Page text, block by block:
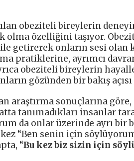
obeziteli bireylerin
olma özelliğini taşıyor.
getirerek onların sesi olan
pratiklerine, ayrımcı
obeziteli bireylerin
gözünden bir bakış
araştırma sonuçlarına
tanımadıkları insanlar
da onlar üzerinde ayrı bir
kez “Ben senin için
“Bu kezbiz sizin için